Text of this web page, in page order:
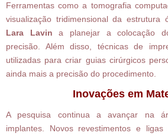
Ferramentas como a tomografia
visualização tridimensional da estrutura
Lara Lavin a planejar a colocação
precisão. Além disso, técnicas de
utilizadas para criar guias cirúrgicos
ainda mais a precisão do procedimento.
Inovações em
A pesquisa continua a avançar na
implantes. Novos revestimentos e